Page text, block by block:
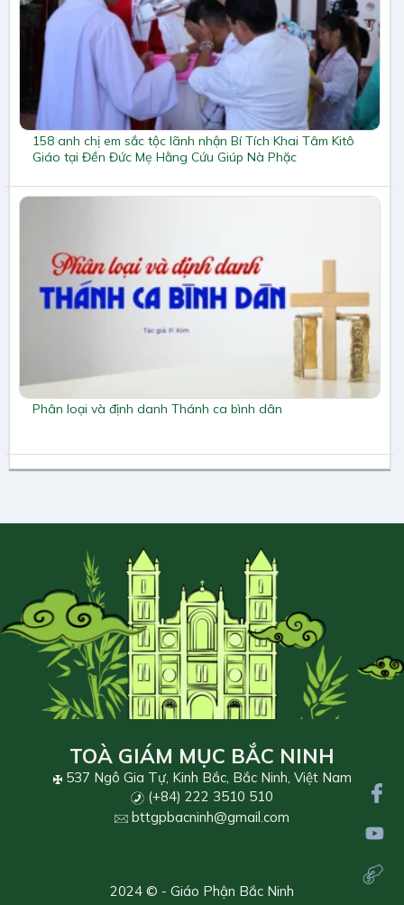
158 anh chị em sắc tộc lãnh nhận Bí Tích Khai Tâm Kitô
Giáo tại Đền Đức Mẹ Hằng Cứu Giúp Nà Phặc
Phân loại và định danh Thánh ca bình dân
TOÀ GIÁM MỤC BẮC NINH
537 Ngô Gia Tự, Kinh Bắc, Bắc Ninh, Việt Nam
(+84) 222 3510 510
bttgpbacninh@gmail.com
2024 © - Giáo Phận Bắc Ninh